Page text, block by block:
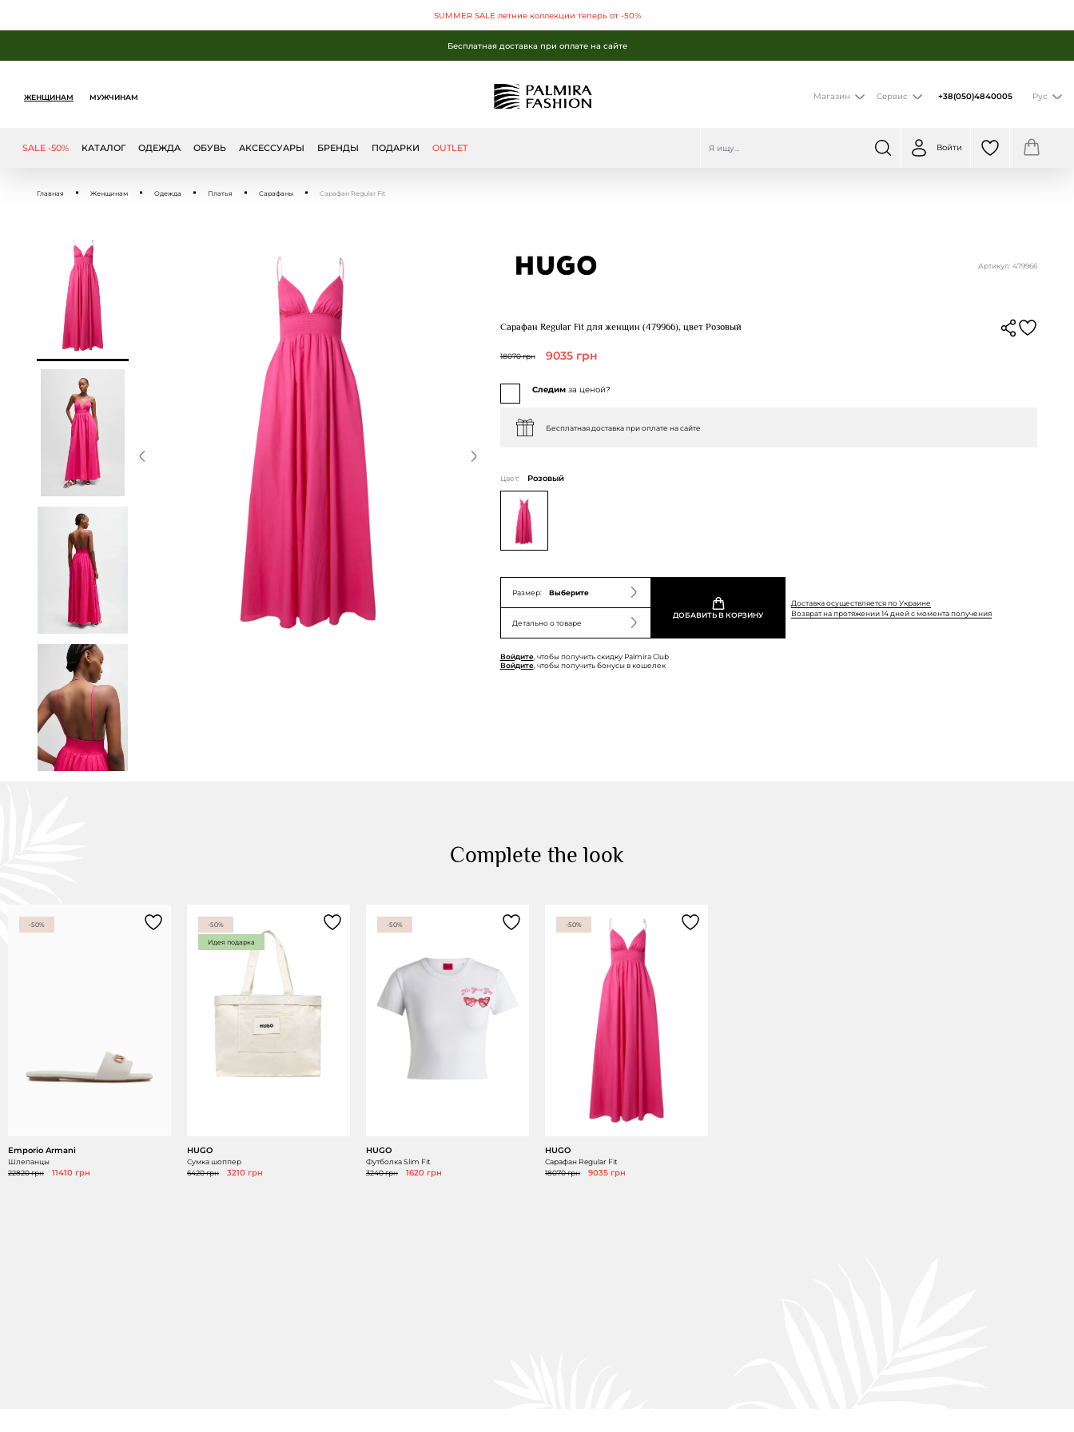
SUMMER SALE летние коллекции теперь от -50%
SUMMER SALE летние коллекции теперь от -50%
Бесплатная доставка при оплате на сайте
Бесплатная доставка при оплате на сайте
ЖЕНЩИНАМ МУЖЧИНАМ Магазин Сервис +38(050)4840005 Рус
SALE -50% БРЕНДЫ
КАТАЛОГ ОДЕЖДА ОБУВЬ АКСЕССУАРЫ ПОДАРКИ OUTLET Войти
Главная Женщинам Одежда Платья Сарафаны Сарафан Regular Fit
Артикул: 479966
Сарафан Regular Fit для женщин (479966), цвет Розовый
18070 грн 9035 грн
Следимза ценой?
Бесплатная доставка при оплате на сайте
Цвет: Розовый
Размер: Выберите
Детально о товаре
ДОБАВИТЬ В КОРЗИНУ
Доставка осуществляется по Украине
Возврат на протяжении 14 дней с момента получения
Войдите, чтобы получить скидку Palmira Club
Войдите, чтобы получить бонусы в кошелек
Complete the look
-50%
Emporio Armani
Шлепанцы
22820 грн
11410 грн
-50%
Идея подарка
HUGO
Сумка шоппер
6420 грн
3210 грн
-50%
HUGO
Футболка Slim Fit
3240 грн
1620 грн
-50%
HUGO
Сарафан Regular Fit
18070 грн
9035 грн